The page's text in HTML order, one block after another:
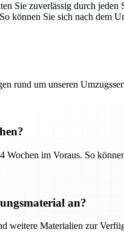
Sie zuverlässig durch
können Sie sich nach dem
rund um unseren
Wochen im Voraus. So
an?
weitere Materialien zur